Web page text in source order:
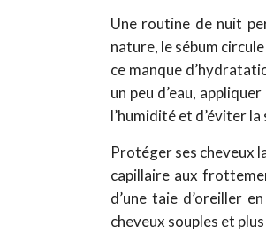
Une routine de nuit
nature, le sébum
ce manque
un peu d’eau,
l’humidité et d’éviter
Protéger ses cheveux
capillaire aux
d’une taie d’oreiller
cheveux souples et